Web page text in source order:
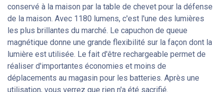
conservé à la maison par la table de chevet pour la défense
de la maison. Avec 1180 lumens, c'est l'une des lumières
les plus brillantes du marché. Le capuchon de queue
magnétique donne une grande flexibilité sur la façon dont la
lumière est utilisée. Le fait d'être rechargeable permet de
réaliser d'importantes économies et moins de
déplacements au magasin pour les batteries. Après une
utilisation, vous verrez que rien n'a été sacrifié.